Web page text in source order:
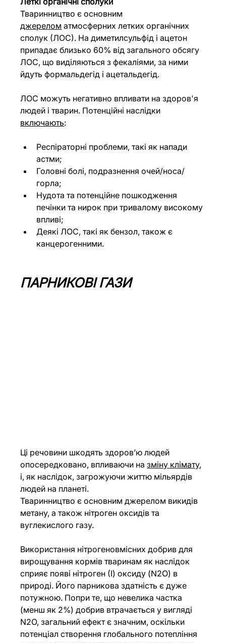
Тваринництво є основним
джерелом атмосферних летких органічних
сполук (ЛОС). На диметилсульфід і ацетон
припадає близько 60% від загального обсягу
ЛОС, що виділяються з фекаліями, за ними
йдуть формальдегід і ацетальдегід.
ЛОС можуть негативно впливати на здоров'я
людей і тварин. Потенційні наслідки
включають:
Респіраторні проблеми, такі як напади
астми;
Головні болі, подразнення очей/носа/
горла;
Нудота та потенційне пошкодження
печінки та нирок при тривалому високому
впливі;
Деякі ЛОС, такі як бензол, також є
канцерогенними.
ПАРНИКОВІ ГАЗИ
Ці речовини шкодять здоровʼю людей
опосередковано, впливаючи на зміну клімату,
і, як наслідок, загрожуючи життю мільярдів
людей на планеті.
Тваринництво є основним джерелом викидів
метану, а також нітроген оксидів та
вуглекислого газу.
Використання нітрогеновмісних добрив для
вирощування кормів тваринам як наслідок
сприяє появі нітроген (І) оксиду (N2O) в
природі. Його парникова здатність є дуже
потужною. Попри те, що невелика частка
(менш як 2%) добрив втрачається у вигляді
N2O, загальний ефект є значним, оскільки
потенціал створення глобального потепління